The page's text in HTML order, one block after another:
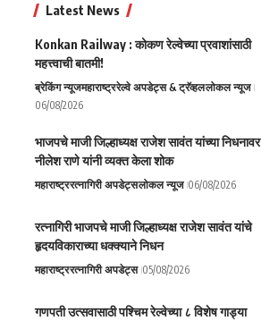
Latest News
Konkan Railway : कोकण रेल्वेच्या प्रवाशांसाठी
महत्त्वाची बातमी!
ब्रेकिंग न्यूजमहाराष्ट्ररेल्वे अपडेट्स & ट्रॅव्हललोकल न्यूज
06/08/2026
भाजपचे माजी जिल्हाध्यक्ष राजेश सावंत यांच्या निधनावर
नीलेश राणे यांनी व्यक्त केला शोक
महाराष्ट्ररत्नागिरी अपडेट्सलोकल न्यूज 06/08/2026
रत्नागिरी भाजपचे माजी जिल्हाध्यक्ष राजेश सावंत यांचे
हृदयविकाराच्या धक्क्याने निधन
महाराष्ट्ररत्नागिरी अपडेट्स 05/08/2026
गणपती उत्सवासाठी पश्चिम रेल्वेच्या ८ विशेष गाड्या